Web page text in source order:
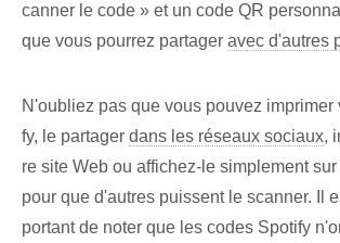
canner le code » et un code QR
que vous pourrez partager avec d'autres
N'oubliez pas que vous pouvez imprimer
fy, le partager dans les réseaux sociaux,
re ⁢site Web ou affichez-le simplement
pour que d'autres puissent le ⁢scanner. Il
portant de noter que les codes Spotify